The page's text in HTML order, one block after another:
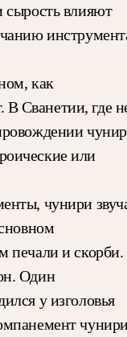
сырость влияют
как
Сванетии, где
или
чунири
печали и скорби.
Один
у изголовья